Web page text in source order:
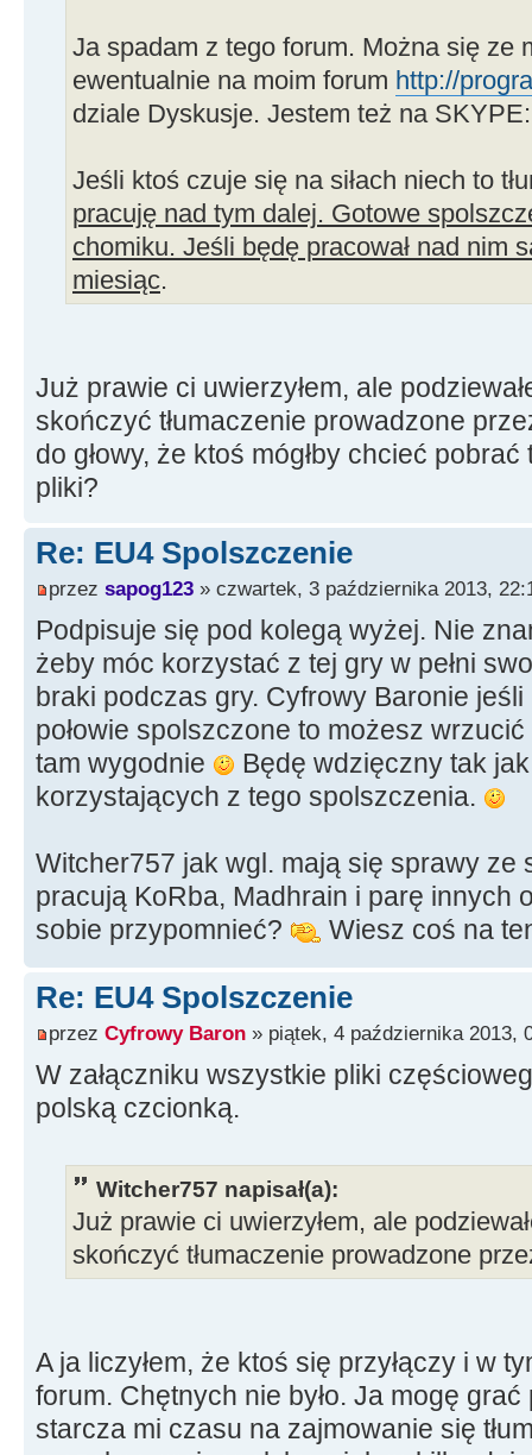
Ja spadam z tego forum. Można się ze
ewentualnie na moim forum http://
dziale Dyskusje. Jestem też na
Jeśli ktoś czuje się na siłach niech to
pracuję nad tym dalej. Gotowe
chomiku. Jeśli będę pracował nad nim
miesiąc.
Już prawie ci uwierzyłem, ale
skończyć tłumaczenie prowadzone
do głowy, że ktoś mógłby chcieć
pliki?
Re: EU4 Spolszczenie
przez sapog123 » czwartek, 3 października 2013,
Podpisuje się pod kolegą wyżej. Nie
żeby móc korzystać z tej gry w pełni
braki podczas gry. Cyfrowy Baronie
połowie spolszczone to możesz
tam wygodnie
Będę wdzięczny tak
korzystających z tego spolszczenia.
Witcher757 jak wgl. mają się sprawy ze
pracują KoRba, Madhrain i parę innych
sobie przypomnieć?
Wiesz coś na
Re: EU4 Spolszczenie
przez Cyfrowy Baron » piątek, 4 października 2013,
W załączniku wszystkie pliki
polską czcionką.
Witcher757 napisał(a):
Już prawie ci uwierzyłem, ale
skończyć tłumaczenie prowadzone
A ja liczyłem, że ktoś się przyłączy i w
forum. Chętnych nie było. Ja mogę
starcza mi czasu na zajmowanie się